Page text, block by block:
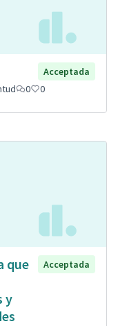
Acceptada
0 0
que
y
Acceptada